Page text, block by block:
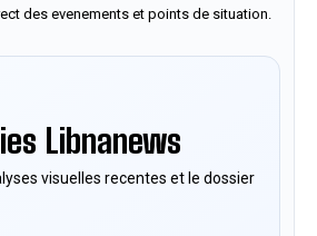
des evenements et points de situation.
Libnanews
visuelles recentes et le dossier